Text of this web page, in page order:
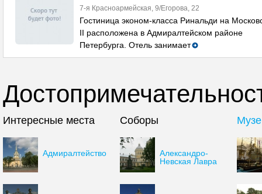
7-я Красноармейская, 9/Егорова, 22
Гостиница эконом-класса Ринальди на
II расположена в Адмиралтейском районе
Петербурга. Отель занимает
Интересные места
Адмиралтейство
Соборы
Александро-
Невская Лавра